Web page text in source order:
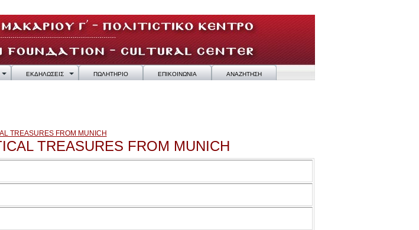
ΕΚΔΗΛΩΣΕΙΣ ΠΩΛΗΤΗΡΙΟ ΕΠΙΚΟΙΝΩΝΙΑ ΑΝΑΖΗΤΗΣΗ
TREASURES FROM MUNICH
TREASURES FROM MUNICH